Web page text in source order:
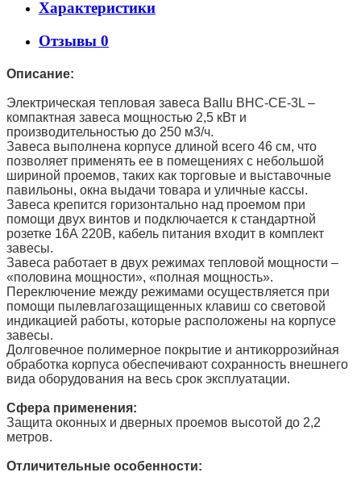
Характеристики
Отзывы 0
Описание:
Электрическая тепловая завеса Ballu BHC-CE-3L –
компактная завеса мощностью 2,5 кВт и
производительностью до 250 м3/ч.
Завеса выполнена корпусе длиной всего 46 см, что
позволяет применять ее в помещениях с небольшой
шириной проемов, таких как торговые и выставочные
павильоны, окна выдачи товара и уличные кассы.
Завеса крепится горизонтально над проемом при
помощи двух винтов и подключается к стандартной
розетке 16А 220В, кабель питания входит в комплект
завесы.
Завеса работает в двух режимах тепловой мощности –
«половина мощности», «полная мощность».
Переключение между режимами осуществляется при
помощи пылевлагозащищенных клавиш со световой
индикацией работы, которые расположены на корпусе
завесы.
Долговечное полимерное покрытие и антикоррозийная
обработка корпуса обеспечивают сохранность внешнего
вида оборудования на весь срок эксплуатации.
Сфера применения:
Защита оконных и дверных проемов высотой до 2,2
метров.
Отличительные особенности: